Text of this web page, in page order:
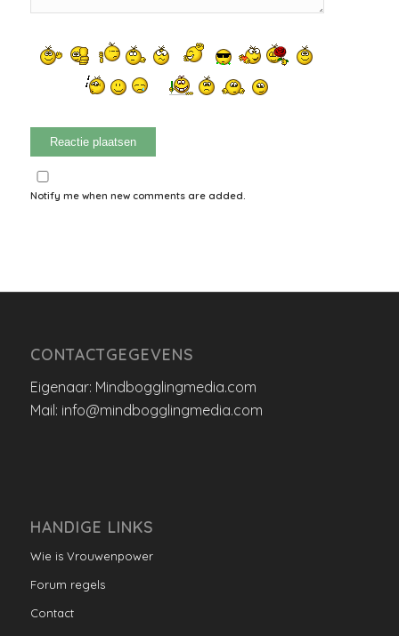
Notify me when new comments are added.
CONTACTGEGEVENS
Eigenaar: Mindbogglingmedia.com
Mail: info@mindbogglingmedia.com
HANDIGE LINKS
Wie is Vrouwenpower
Forum regels
Contact